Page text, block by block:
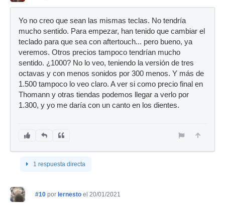
Yo no creo que sean las mismas teclas. No tendría
mucho sentido. Para empezar, han tenido que cambiar el
teclado para que sea con aftertouch... pero bueno, ya
veremos. Otros precios tampoco tendrían mucho
sentido. ¿1000? No lo veo, teniendo la versión de tres
octavas y con menos sonidos por 300 menos. Y más de
1.500 tampoco lo veo claro. A ver si como precio final en
Thomann y otras tiendas podemos llegar a verlo por
1.300, y yo me daría con un canto en los dientes.
1 respuesta directa
#10 por Iernesto el 20/01/2021